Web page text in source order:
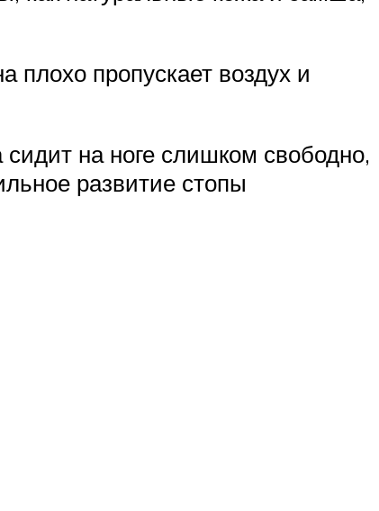
плохо пропускает воздух и
на ноге слишком свободно,
развитие стопы